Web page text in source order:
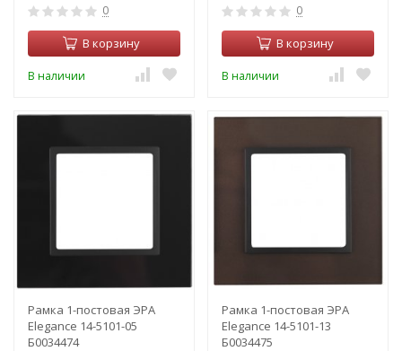
0
В корзину
В наличии
0
В корзину
В наличии
Рамка 1-постовая ЭРА
Elegance 14-5101-05
Б0034474
Рамка 1-постовая ЭРА
Elegance 14-5101-13
Б0034475